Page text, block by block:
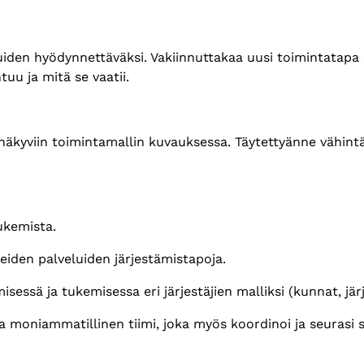
hyödynnettäväksi. Vakiinnuttakaa uusi
ja mitä se vaatii.
toimintamallin kuvauksessa. Täytettyänne
palveluiden järjestämistapoja.
ja tukemisessa eri järjestäjien malliksi (kunnat,
tiimi, joka myös koordinoi ja seurasi